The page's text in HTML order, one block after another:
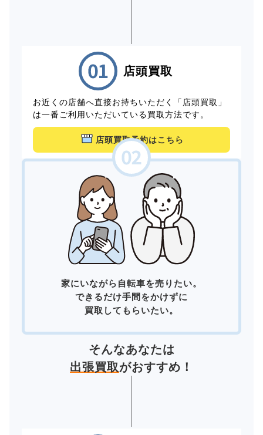
店頭買取
お近くの店舗へ直接お持ちいただく「店頭買取」
は一番ご利用いただいている買取方法です。
店頭買取予約はこちら
家にいながら自転車を売りたい。
できるだけ手間をかけずに
買取してもらいたい。
そんなあなたは
出張買取がおすすめ！